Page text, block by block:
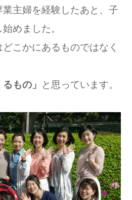
主婦を経験したあと、子
めました。
こかにあるものではなく
もの」
と思っています。